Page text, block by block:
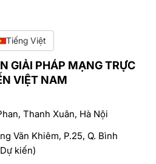
Tiếng Việt
GIẢI PHÁP MẠNG TRỰC
VIỆT NAM
Thanh Xuân, Hà Nội
Văn Khiêm, P.25, Q. Bình
kiến)